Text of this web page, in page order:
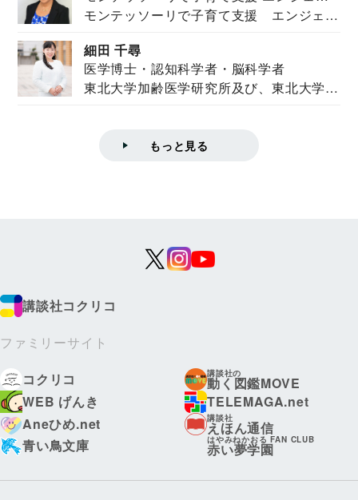
ズハウス研究所所長
モンテッソーリで子育て支援 エンジェル
細田 千尋
医学博士・認知科学者・脳科学者
東北大学加齢医学研究所及び、東北大学大
もっと見る
講談社コクリコ
ファミリーサイト
コクリコ
講談社の
動く図鑑MOVE
WEB げんき
TELEMAGA.net
Aneひめ.net
講談社
えほん通信
青い鳥文庫
はやみねかおる FAN CLUB
赤い夢学園